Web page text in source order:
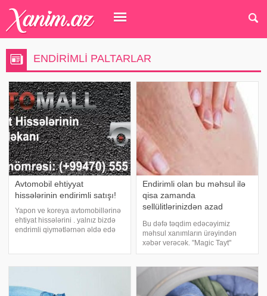
ENDIRIMLI PALTARLAR
Avtomobil ehtiyyat
hissələrinin endirimli satışı!
Yapon ve koreya avtomobillərinə
ehtiyat hissələrini . yalnız bizdə
endrimli qiymətlərnən əldə edə
günü ərzində sifarişlər
Endirimli olan bu məhsul ilə
qisa zamanda
sellülitlərinizdən azad
Bu dəfə təqdim edəcəyimiz
məhsul xanımların ürəyindən
xəbər verəcək. "Magic Tayt"
dərmanlı lasin qadınların fit
sağlamlığı üçün nəzərdə tutulub.
Artıq çəkili xanımlar bu lasin
vasitəsilə hə